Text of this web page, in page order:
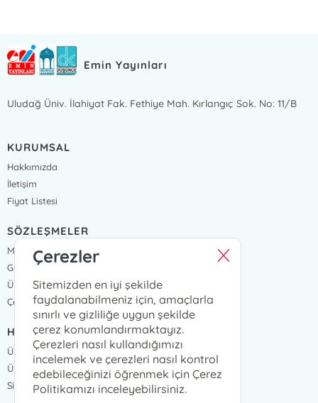
Emin Yayınları
Uludağ Üniv. İlahiyat Fak. Fethiye Mah. Kırlangıç Sok. No: 11/B
KURUMSAL
Hakkımızda
İletişim
Fiyat Listesi
SÖZLEŞMELER
Mesafeli Satış Sözleşmesi
Gizlilik Sözleşmesi
Üyelik Sözleşmesi
Çerez Politikası
HIZLI ERİŞİM
Üye Ol
Üye Giriş
Sipariş Takip
Çerezler
Sitemizden en iyi şekilde
faydalanabilmeniz için, amaçlarla
sınırlı ve gizliliğe uygun şekilde
çerez konumlandırmaktayız.
Çerezleri nasıl kullandığımızı
incelemek ve çerezleri nasıl kontrol
edebileceğinizi öğrenmek için Çerez
Politikamızı inceleyebilirsiniz.